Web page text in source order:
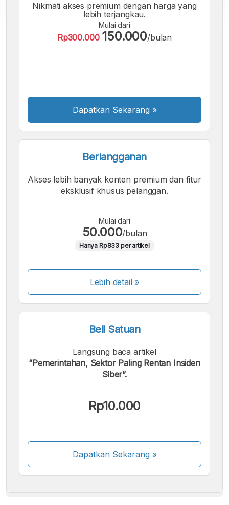
Font
A
Font
A
Font
Nikmati akses premium dengan harga yang
lebih terjangkau.
Mulai dari
Rp300.000 150.000/bulan
Dapatkan Sekarang »
Berlangganan
Akses lebih banyak konten premium dan fitur
eksklusif khusus pelanggan.
Mulai dari
50.000/bulan
Hanya Rp833 per artikel
Lebih detail »
Beli Satuan
Langsung baca artikel
“Pemerintahan, Sektor Paling Rentan Insiden
Siber”.
Rp10.000
Dapatkan Sekarang»
Beberapa metode pembayaran masih dalam